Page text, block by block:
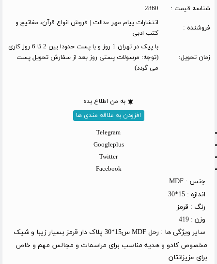
شناسه قیمت :
2860
فروشنده :
انتشارات پیام مهر عدالت | فروش انواع قرآن، مفاتیح و
کتب ادبی
زمان تحویل:
با پیک در تهران 1 روز و با پست حدودا بین 2 تا 6 روز کاری
(توجه: مرسولات پستی روز بعد از سفارش تحویل پست
می گردد)
به من اطلاع بده
افزودن به علاقه مندی ها
Telegram
Googleplus
Twitter
Facebook
جنس : MDF
اندازه : 15*30
رنگ : قرمز
وزن : 419
سایر ویژگی ها :
رحل MDF س15*30 پلاک دار قرمز بسیار زیبا و شیک
مخصوص کادو و هدیه مناسب برای مراسمات و مجالس مهم و خاص
برای عزیزانتان